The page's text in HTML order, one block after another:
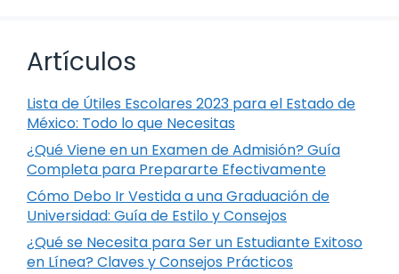
Artículos
Lista de Útiles Escolares 2023 para el Estado de
México: Todo lo que Necesitas
¿Qué Viene en un Examen de Admisión? Guía
Completa para Prepararte Efectivamente
Cómo Debo Ir Vestida a una Graduación de
Universidad: Guía de Estilo y Consejos
¿Qué se Necesita para Ser un Estudiante Exitoso
en Línea? Claves y Consejos Prácticos